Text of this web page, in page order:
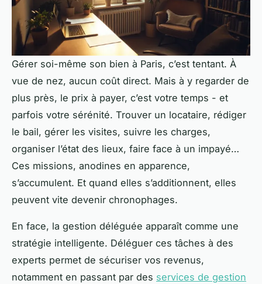
Gérer soi-même son bien à Paris, c’est tentant. À
vue de nez, aucun coût direct. Mais à y regarder de
plus près, le prix à payer, c’est votre temps - et
parfois votre sérénité. Trouver un locataire, rédiger
le bail, gérer les visites, suivre les charges,
organiser l’état des lieux, faire face à un impayé…
Ces missions, anodines en apparence,
s’accumulent. Et quand elles s’additionnent, elles
peuvent vite devenir chronophages.
En face, la gestion déléguée apparaît comme une
stratégie intelligente. Déléguer ces tâches à des
experts permet de sécuriser vos revenus,
notamment en passant par des services de gestion